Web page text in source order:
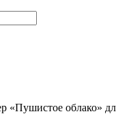
облако»